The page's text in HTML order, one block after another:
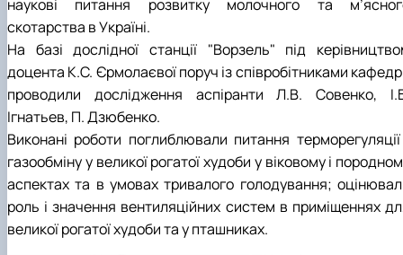
наукові питання розвитку молочного та
скотарства в Україні.
На базі дослідної станції "Ворзель" під
доцента К.С. Єрмолаєвої поруч із співробітниками
проводили дослідження аспіранти Л.В. Совенко,
Ігнатьев, П. Дзюбенко.
Виконані роботи поглиблювали питання терморегуляції
газообміну у великої рогатої худоби у віковому і
аспектах та в умовах тривалого голодування;
роль і значення вентиляційних систем в приміщеннях
великої рогатої худоби та у пташниках.